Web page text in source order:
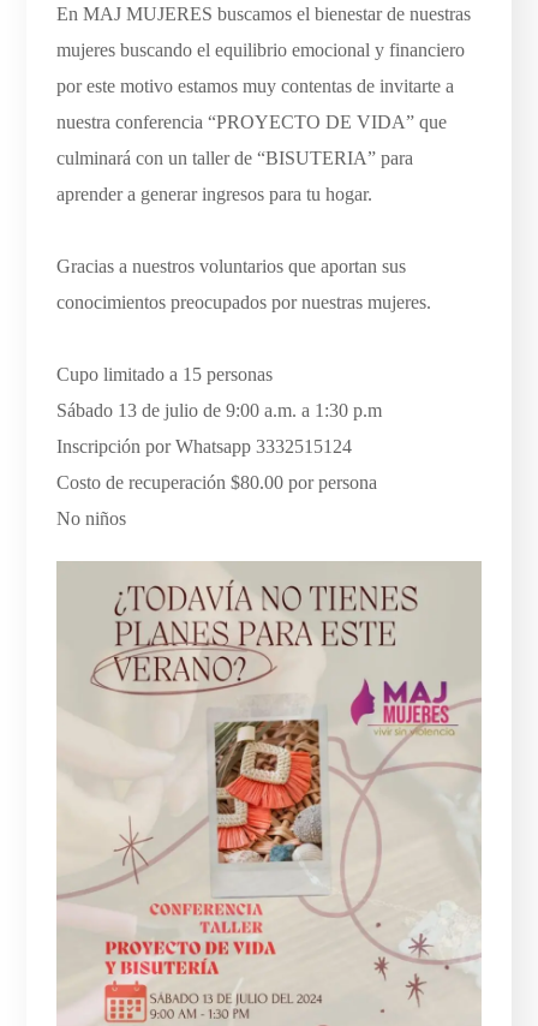
En MAJ MUJERES buscamos el bienestar de nuestras
mujeres buscando el equilibrio emocional y financiero
por este motivo estamos muy contentas de invitarte a
nuestra conferencia “PROYECTO DE VIDA” que
culminará con un taller de “BISUTERIA” para
aprender a generar ingresos para tu hogar.
Gracias a nuestros voluntarios que aportan sus
conocimientos preocupados por nuestras mujeres.
Cupo limitado a 15 personas
Sábado 13 de julio de 9:00 a.m. a 1:30 p.m
Inscripción por Whatsapp 3332515124
Costo de recuperación $80.00 por persona
No niños